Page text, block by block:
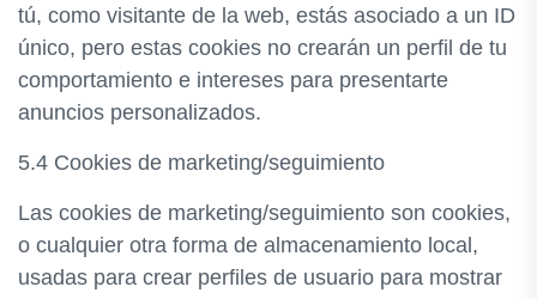
tú, como visitante de la web, estás asociado a un ID
único, pero estas cookies no crearán un perfil de tu
comportamiento e intereses para presentarte
anuncios personalizados.
5.4 Cookies de marketing/seguimiento
Las cookies de marketing/seguimiento son cookies,
o cualquier otra forma de almacenamiento local,
usadas para crear perfiles de usuario para mostrar